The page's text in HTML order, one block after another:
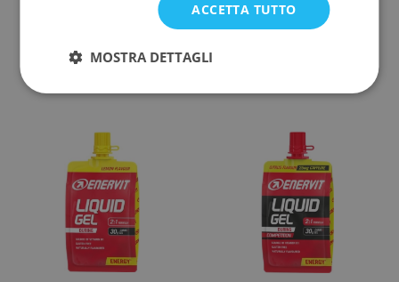
Enervit Salt Caps 120
19,33 €
Enervit Liquid Gel Orange
ACCETTA TUTTO
MOSTRA DETTAGLI